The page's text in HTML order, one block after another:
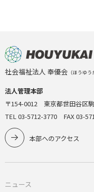
社会福祉法人 奉優会 （ほうゆう
法人管理本部
〒154-0012 東京都世田谷区
TEL 03-5712-3770 FAX 03-
本部へのアクセス
ニュース